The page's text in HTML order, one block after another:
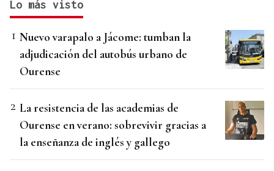
Lo más visto
Nuevo varapalo a Jácome: tumban la
adjudicación del autobús urbano de
Ourense
La resistencia de las academias de
Ourense en verano: sobrevivir gracias a
la enseñanza de inglés y gallego